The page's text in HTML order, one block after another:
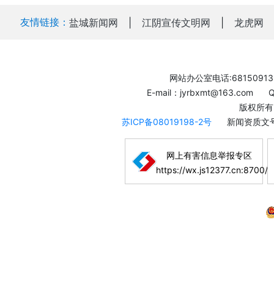
友情链接： 盐城新闻网 江阴宣传文明网 龙虎网
网站办公室电话:68150913
E-mail：jyrbxmt@163.com
版权所
苏ICP备08019198-2号
新闻资质
网上有害信息举报专区
https://wx.js12377.cn:8700/